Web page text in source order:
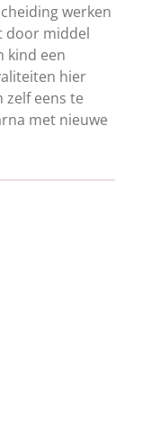
werken
door middel
kind een
hier
zelf eens te
met nieuwe